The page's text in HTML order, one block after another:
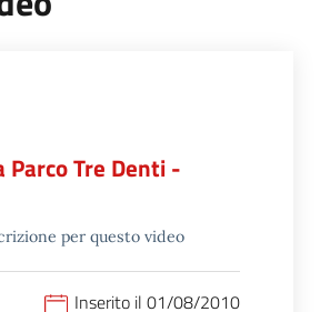
Parco Tre Denti -
per questo video
Inserito il 01/08/2010